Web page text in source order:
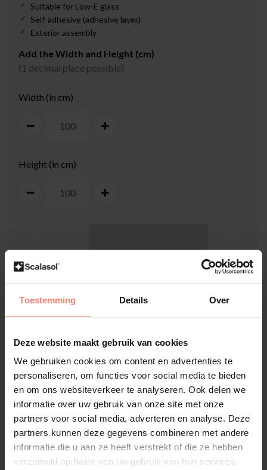
Toestemming Details Over
Deze website maakt gebruik van cookies
We gebruiken cookies om content en advertenties te
personaliseren, om functies voor social media te bieden
en om ons websiteverkeer te analyseren. Ook delen we
informatie over uw gebruik van onze site met onze
partners voor social media, adverteren en analyse. Deze
partners kunnen deze gegevens combineren met andere
informatie die u aan ze heeft verstrekt of die ze hebben
verzameld op basis van uw gebruik van hun services.
Suitable for Low-E glass
Self-adhesive (adhesive layer)
Exterior assembly
Add the Width and Height (cm)
(1 decimal place possible)
Width (in cm)
Height (in cm)
100 cm
How do I measure my window?
€39,00
Including Scalasol® InstallSure Guarantee